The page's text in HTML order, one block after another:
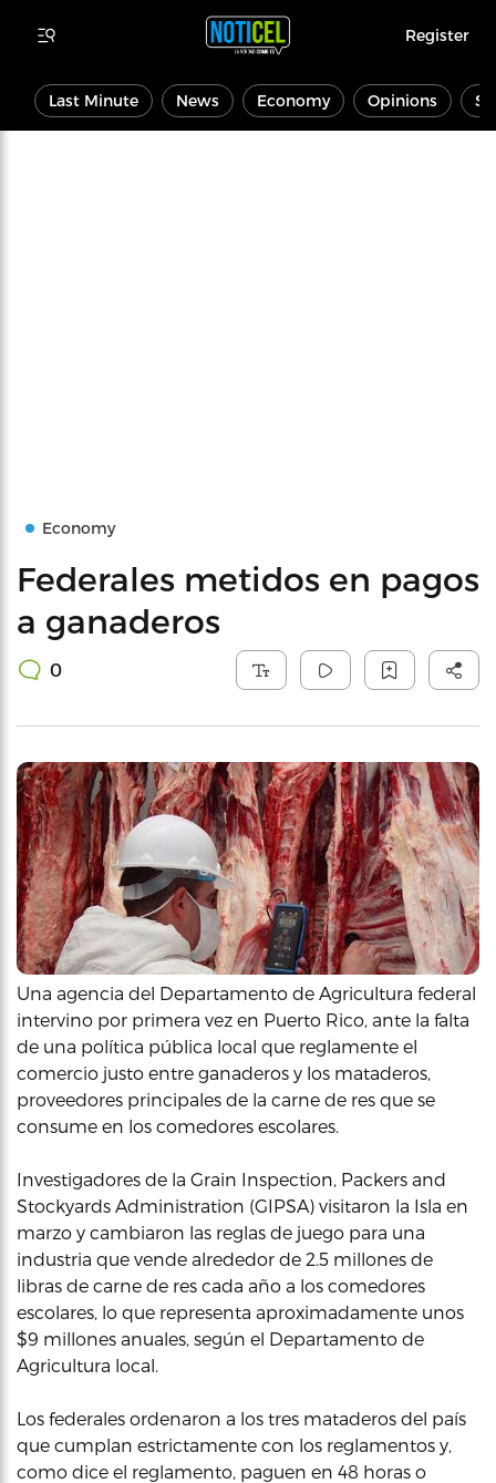
Register
Last Minute News Economy Opinions
Economy
Federales metidos en pagos
a ganaderos
0
Una agencia del Departamento de Agricultura federal
intervino por primera vez en Puerto Rico, ante la falta
de una política pública local que reglamente el
comercio justo entre ganaderos y los mataderos,
proveedores principales de la carne de res que se
consume en los comedores escolares.
Investigadores de la Grain Inspection, Packers and
Stockyards Administration (GIPSA) visitaron la Isla en
marzo y cambiaron las reglas de juego para una
industria que vende alrededor de 2.5 millones de
libras de carne de res cada año a los comedores
escolares, lo que representa aproximadamente unos
$9 millones anuales, según el Departamento de
Agricultura local.
Los federales ordenaron a los tres mataderos del país
que cumplan estrictamente con los reglamentos y,
como dice el reglamento, paguen en 48 horas o